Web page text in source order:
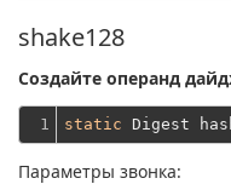
shake128
Создайте операнд
1 static
Параметры звонка: